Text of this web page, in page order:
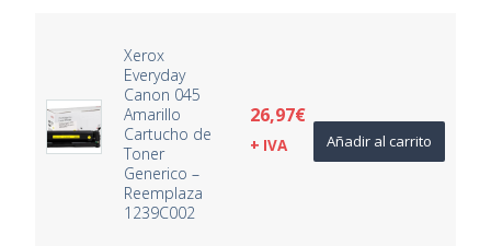
Xerox
Everyday
Canon 045
Amarillo
Cartucho de
Toner
Generico –
Reemplaza
1239C002
26,97€
+ IVA Añadir al carrito